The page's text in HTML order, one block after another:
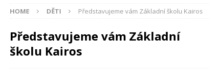
HOME DĚTI Představujeme vám Základní školu Kairos
Představujeme vám Základní
školu Kairos